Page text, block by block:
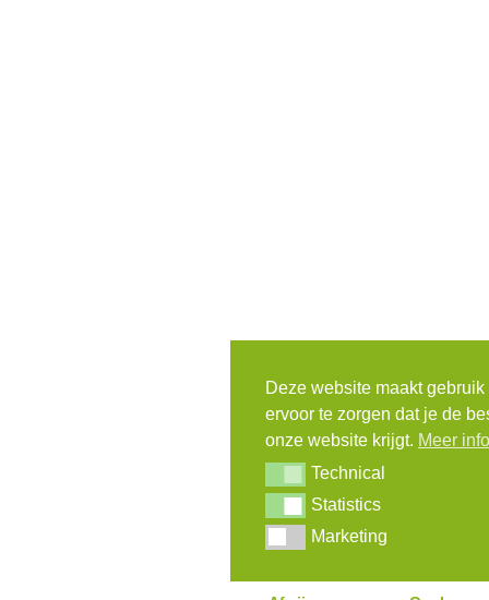
Deze website maakt
ervoor te zorgen dat je de
onze website krijgt. Meer
TechnicalTechnical
StatisticsStatistics
MarketingMarketing